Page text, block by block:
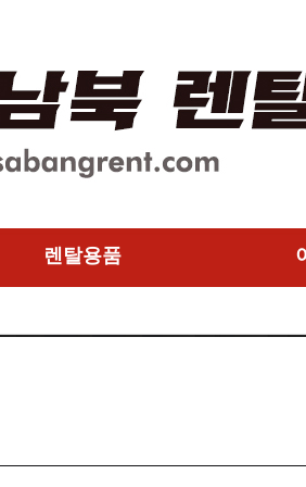
렌탈용품